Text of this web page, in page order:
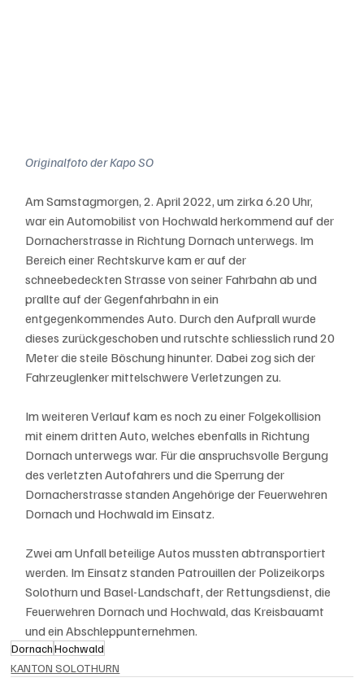
Originalfoto der Kapo SO
Am Samstagmorgen, 2. April 2022, um zirka 6.20 Uhr,
war ein Automobilist von Hochwald herkommend auf der
Dornacherstrasse in Richtung Dornach unterwegs. Im
Bereich einer Rechtskurve kam er auf der
schneebedeckten Strasse von seiner Fahrbahn ab und
prallte auf der Gegenfahrbahn in ein
entgegenkommendes Auto. Durch den Aufprall wurde
dieses zurückgeschoben und rutschte schliesslich rund 20
Meter die steile Böschung hinunter. Dabei zog sich der
Fahrzeuglenker mittelschwere Verletzungen zu.
Im weiteren Verlauf kam es noch zu einer Folgekollision
mit einem dritten Auto, welches ebenfalls in Richtung
Dornach unterwegs war. Für die anspruchsvolle Bergung
des verletzten Autofahrers und die Sperrung der
Dornacherstrasse standen Angehörige der Feuerwehren
Dornach und Hochwald im Einsatz.
Zwei am Unfall beteilige Autos mussten abtransportiert
werden. Im Einsatz standen Patrouillen der Polizeikorps
Solothurn und Basel-Landschaft, der Rettungsdienst, die
Feuerwehren Dornach und Hochwald, das Kreisbauamt
und ein Abschleppunternehmen.
Dornach Hochwald
KANTON SOLOTHURN